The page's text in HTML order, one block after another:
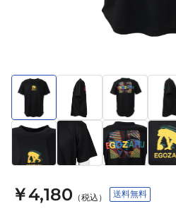
￥4,180 （税込） 送料無料